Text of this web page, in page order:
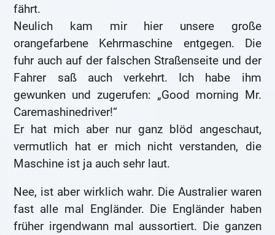
fährt.
Neulich kam mir hier unsere große
orangefarbene Kehrmaschine entgegen. Die
fuhr auch auf der falschen Straßenseite und der
Fahrer saß auch verkehrt. Ich habe ihm
gewunken und zugerufen: „Good morning Mr.
Caremashinedriver!“
Er hat mich aber nur ganz blöd angeschaut,
vermutlich hat er mich nicht verstanden, die
Maschine ist ja auch sehr laut.
Nee, ist aber wirklich wahr. Die Australier waren
fast alle mal Engländer. Die Engländer haben
früher irgendwann mal aussortiert. Die ganzen